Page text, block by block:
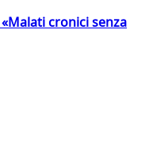
cronici senza